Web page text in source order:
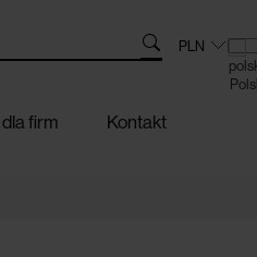
firm Kontakt